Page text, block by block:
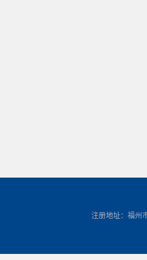
注册地址：福州